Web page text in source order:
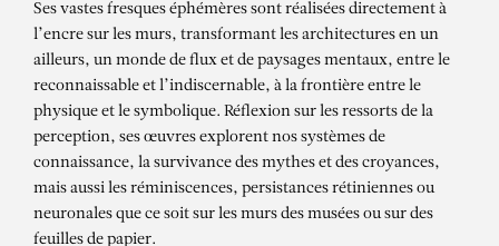
ABDELKADER
BENCHAMMA
Kometenbuch – Disques de
Nuremberg
Ses vastes fresques éphémères sont réalisées directement à
l’encre sur les murs, transformant les architectures en un
ailleurs, un monde de flux et de paysages mentaux, entre le
reconnaissable et l’indiscernable, à la frontière entre le
physique et le symbolique. Réflexion sur les ressorts de la
perception, ses œuvres explorent nos systèmes de
connaissance, la survivance des mythes et des croyances,
mais aussi les réminiscences, persistances rétiniennes ou
neuronales que ce soit sur les murs des musées ou sur des
feuilles de papier.